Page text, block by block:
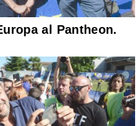
al Pantheon.